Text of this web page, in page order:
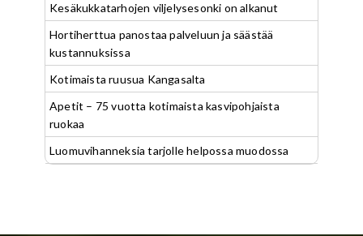
Kesäkukkatarhojen viljelysesonki on alkanut
Hortiherttua panostaa palveluun ja säästää
kustannuksissa
Kotimaista ruusua Kangasalta
Apetit – 75 vuotta kotimaista kasvipohjaista
ruokaa
Luomuvihanneksia tarjolle helpossa muodossa